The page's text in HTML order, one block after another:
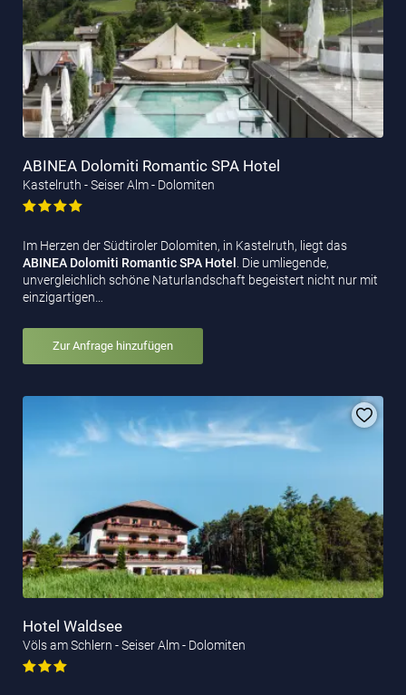
ABINEA Dolomiti Romantic SPA Hotel
Kastelruth - Seiser Alm - Dolomiten
Im Herzen der Südtiroler Dolomiten, in Kastelruth, liegt das
ABINEA Dolomiti Romantic SPA Hotel . Die umliegende,
unvergleichlich schöne Naturlandschaft begeistert nicht nur mit
einzigartigen…
Zur Anfrage hinzufügen
Hotel Waldsee
Völs am Schlern - Seiser Alm - Dolomiten